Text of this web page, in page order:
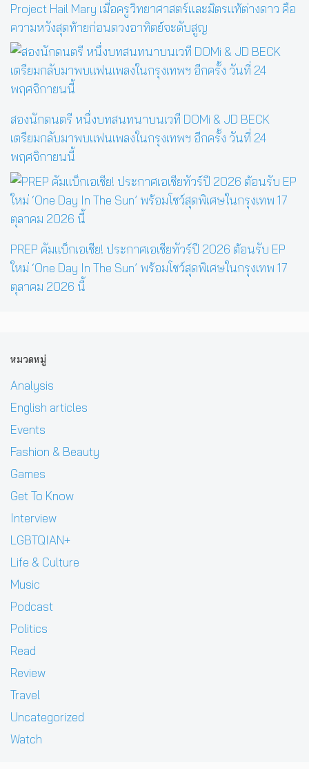
Project Hail Mary เมื่อครูวิทยาศาสตร์และมิตรแท้ต่างดาว คือ
ความหวังสุดท้ายก่อนดวงอาทิตย์จะดับสูญ
สองนักดนตรี หนึ่งบทสนทนาบนเวที DOMi & JD BECK
เตรียมกลับมาพบแฟนเพลงในกรุงเทพฯ อีกครั้ง วันที่ 24
พฤศจิกายนนี้
PREP คัมแบ็กเอเชีย! ประกาศเอเชียทัวร์ปี 2026 ต้อนรับ EP
ใหม่ ‘One Day In The Sun’ พร้อมโชว์สุดพิเศษในกรุงเทพ 17
ตุลาคม 2026 นี้
หมวดหมู่
Analysis
English articles
Events
Fashion & Beauty
Games
Get To Know
Interview
LGBTQIAN+
Life & Culture
Music
Podcast
Politics
Read
Review
Travel
Uncategorized
Watch